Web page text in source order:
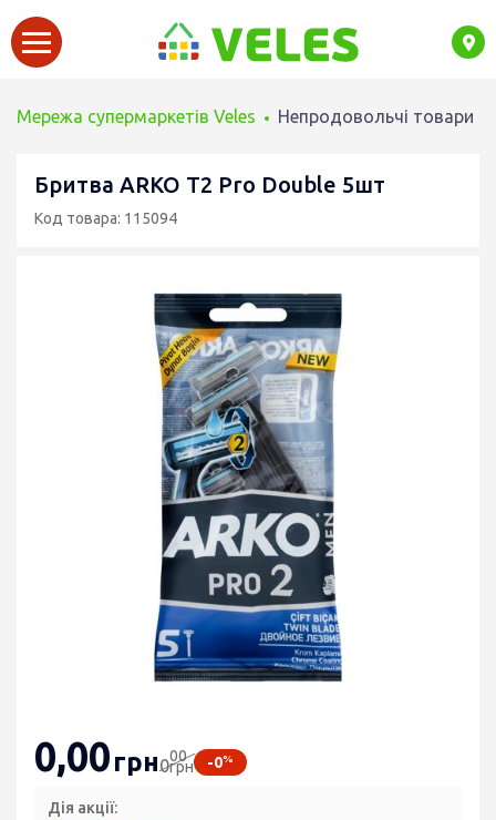
Мережа супермаркетів Veles Непродовольчі товари
Бритва ARKO T2 Pro Double 5шт
Код товара: 115094
0,00грн000
грн -0%
Дія акції: